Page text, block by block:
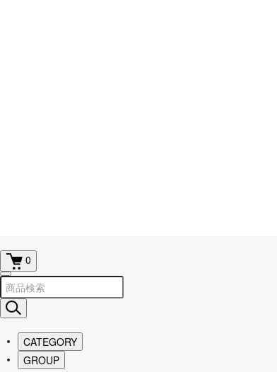
0
CATEGORY
GROUP